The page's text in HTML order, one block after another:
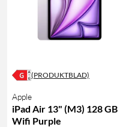
(PRODUKTBLAD)
Apple
iPad Air 13" (M3) 128 GB
Wifi Purple